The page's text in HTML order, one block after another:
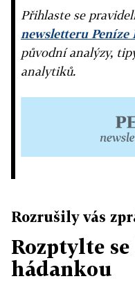
Přihlaste se
newsletteru Peníze
původní analýzy,
analytiků.
Rozrušily vás
Rozptylte
hádankou